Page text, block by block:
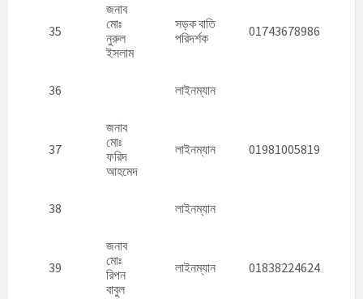
35
জনাব
মোঃ
নুরুল
ইসলাম
সড়ক বাতি
পরিদর্শক
01743678986
36 লাইনম্যান
37
জনাব
মোঃ
ফরিদ
আহমেদ
লাইনম্যান 01981005819
38 লাইনম্যান
39
জনাব
মোঃ
রিপন
বাবুল
লাইনম্যান 01838224624